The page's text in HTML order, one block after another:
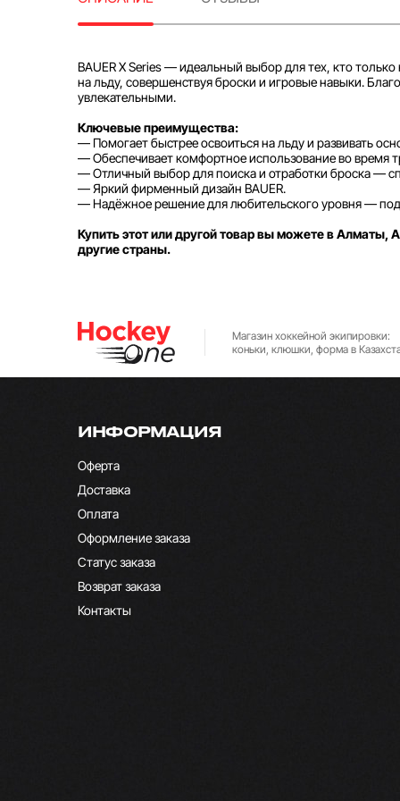
BAUER X Series — идеальный выбор для тех, кто
на льду, совершенствуя броски и игровые навыки.
увлекательными.
Ключевые преимущества:
— Помогает быстрее освоиться на льду и развивать
— Обеспечивает комфортное использование во время
— Отличный выбор для поиска и отработки броска —
— Яркий фирменный дизайн BAUER.
— Надёжное решение для любительского уровня —
Купить этот или другой товар вы можете в Алматы,
другие страны.
Магазин хоккейной экипировки:
коньки, клюшки, форма в
ИНФОРМАЦИЯ
Оферта
Доставка
Оплата
Оформление заказа
Статус заказа
Возврат заказа
Контакты